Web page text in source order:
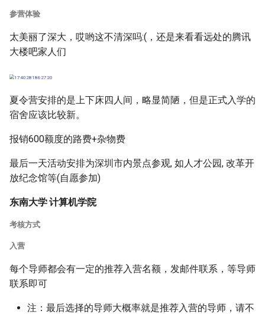
参营体验
太美丽了深大，哎哟这不清深吗:(，还是来看看远处的腾讯
大楼吧家人们
夏令营安排的是上下床四人间，略显简陋，但是正式入学的
宿舍应该比较新。
报销600额度的路费+杂物费
最后一天活动安排为深圳市内景点参观, 如人才公园, 改革开
放纪念馆等(自愿参加)
东南大学 计算机学院
考核方式
入营
每个导师都会有一定的推荐入营名额，发邮件联系，等导师
联系即可
注：最后选择的导师大概率就是推荐入营的导师，请不